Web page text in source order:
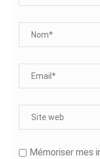
Mémoriser mes